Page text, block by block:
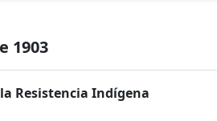
1903
Resistencia Indígena